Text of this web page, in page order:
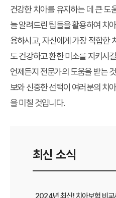
건강한 치아를 유지하는 데 큰 도
늘 알려드린 팁들을 활용하여 치
용하시고, 자신에게 가장 적합한
도 건강하고 환한 미소를 지키시
언제든지 전문가의 도움을 받는
보와 신중한 선택이 여러분의 치
을 미칠 것입니다.
최신 소식